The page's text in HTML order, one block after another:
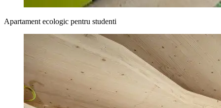
Apartament ecologic pentru studenti